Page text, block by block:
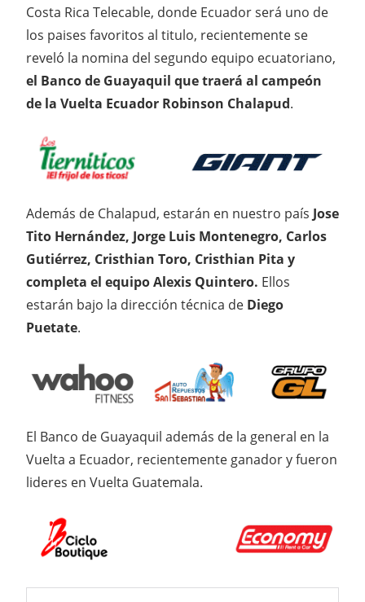
Costa Rica Telecable, donde Ecuador será uno de
los paises favoritos al titulo, recientemente se
reveló la nomina del segundo equipo ecuatoriano,
el Banco de Guayaquil que traerá al campeón
de la Vuelta Ecuador Robinson Chalapud.
Además de Chalapud, estarán en nuestro país Jose
Tito Hernández, Jorge Luis Montenegro, Carlos
Gutiérrez, Cristhian Toro, Cristhian Pita y
completa el equipo Alexis Quintero. Ellos
estarán bajo la dirección técnica de Diego
Puetate.
El Banco de Guayaquil además de la general en la
Vuelta a Ecuador, recientemente ganador y fueron
lideres en Vuelta Guatemala.